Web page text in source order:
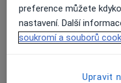
Hledejte v názorech
preference můžete
nastavení. Další
soukromí a souborů
Upravit